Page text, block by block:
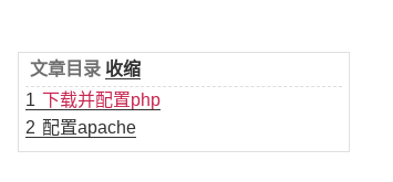
文章目录 收缩
1 下载并配置php
2 配置apache